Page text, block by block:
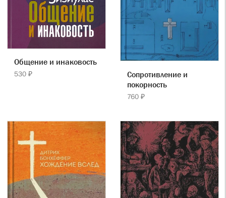
Общение и инаковость
530 ₽
Сопротивление и
покорность
760 ₽